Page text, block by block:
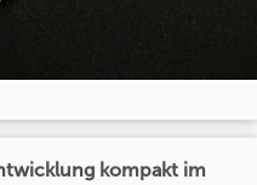
kompakt im